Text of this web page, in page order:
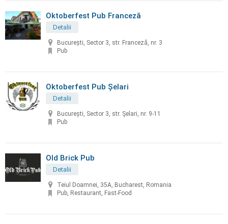
Oktoberfest Pub Franceză
Detalii
București, Sector 3, str. Franceză, nr. 3
Pub
Oktoberfest Pub Șelari
Detalii
București, Sector 3, str. Șelari, nr. 9-11
Pub
Old Brick Pub
Detalii
Teiul Doamnei, 35A, Bucharest, Romania
Pub, Restaurant, Fast-Food